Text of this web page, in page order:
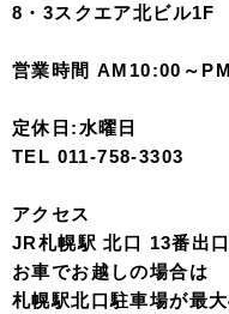
8・3スクエア北ビル1F
営業時間 AM10:00～
定休日:水曜日
TEL 011-758-3303
アクセス
JR札幌駅 北口 13番出
お車でお越しの場合は
札幌駅北口駐車場が最